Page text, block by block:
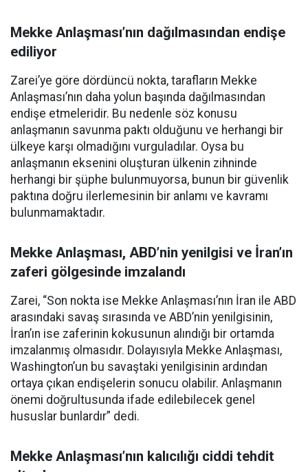
Mekke Anlaşması’nın dağılmasından endişe
ediliyor
Zarei’ye göre dördüncü nokta, tarafların Mekke
Anlaşması’nın daha yolun başında dağılmasından
endişe etmeleridir. Bu nedenle söz konusu
anlaşmanın savunma paktı olduğunu ve herhangi bir
ülkeye karşı olmadığını vurguladılar. Oysa bu
anlaşmanın eksenini oluşturan ülkenin zihninde
herhangi bir şüphe bulunmuyorsa, bunun bir güvenlik
paktına doğru ilerlemesinin bir anlamı ve kavramı
bulunmamaktadır.
Mekke Anlaşması, ABD’nin yenilgisi ve İran’ın
zaferi gölgesinde imzalandı
Zarei, “Son nokta ise Mekke Anlaşması’nın İran ile ABD
arasındaki savaş sırasında ve ABD’nin yenilgisinin,
İran’ın ise zaferinin kokusunun alındığı bir ortamda
imzalanmış olmasıdır. Dolayısıyla Mekke Anlaşması,
Washington’un bu savaştaki yenilgisinin ardından
ortaya çıkan endişelerin sonucu olabilir. Anlaşmanın
önemi doğrultusunda ifade edilebilecek genel
hususlar bunlardır” dedi.
Mekke Anlaşması’nın kalıcılığı ciddi tehdit